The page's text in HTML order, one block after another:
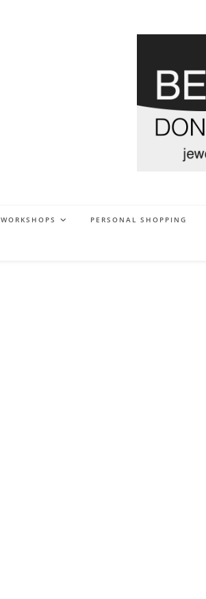
WORKSHOPS PERSONAL SHOPPING